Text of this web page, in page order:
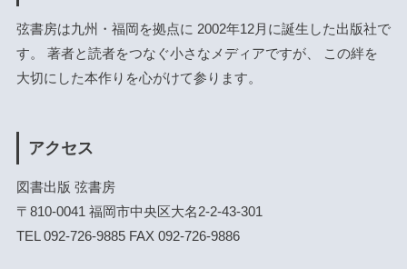
弦書房は九州・福岡を拠点に 2002年12月に誕生した出版社で
す。 著者と読者をつなぐ小さなメディアですが、 この絆を
大切にした本作りを心がけて参ります。
アクセス
図書出版 弦書房
〒810-0041 福岡市中央区大名2-2-43-301
TEL 092-726-9885 FAX 092-726-9886